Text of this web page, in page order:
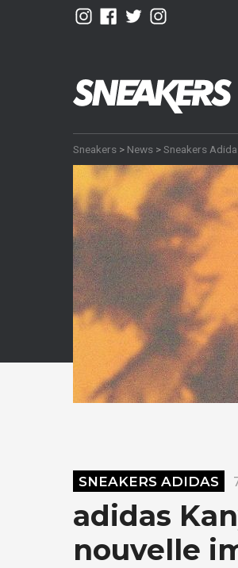
Sneakers > News >Sneakers
SNEAKERS ADIDAS
adidas
nouvelle